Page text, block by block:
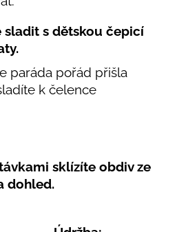
s dětskou čepicí
paráda pořád přišla
k čelence
sklízíte obdiv ze
dohled.